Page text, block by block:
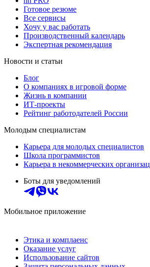
Готовое резюме
Все сервисы
Хочу у вас работать
Производственный календарь
Экспертная рекомендация
Новости и статьи
Блог
О компаниях в игровой форме
Жизнь в компании
ИТ-проекты
Рейтинг работодателей России
Молодым специалистам
Карьера для молодых специалистов
Школа программистов
Карьера в некоммерческих
Боты для уведомлений
Мобильное приложение
Этика и комплаенс
Оказание услуг
Использование сайтов